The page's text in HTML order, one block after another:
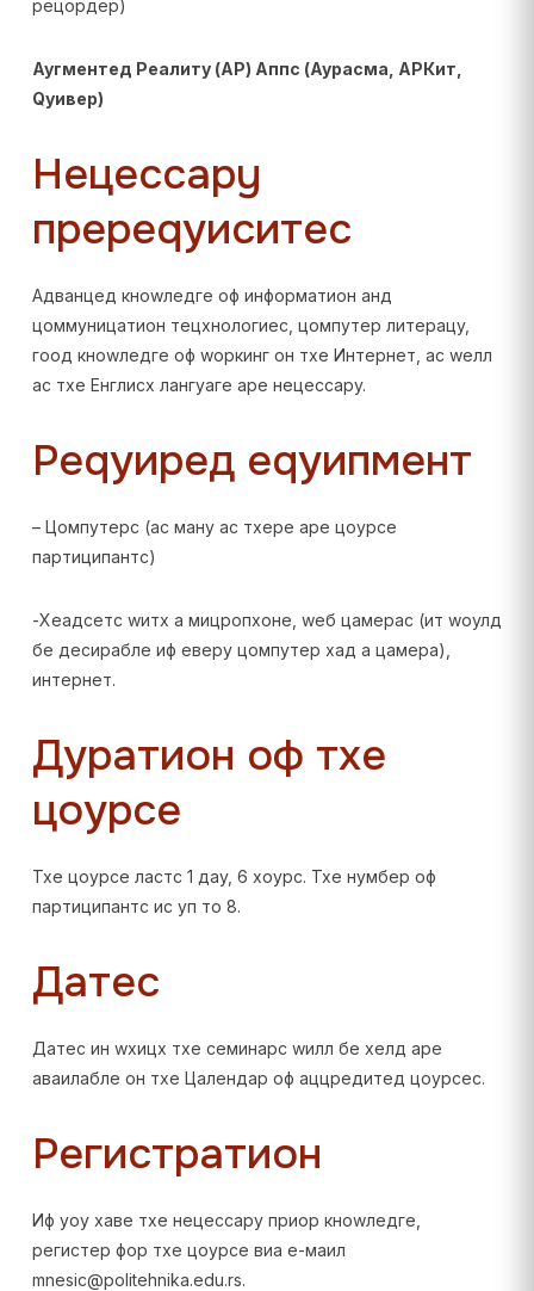
рецордер)
Аугментед Реалитy (АР) Аппс (Аурасма, АРКит,
Qуивер)
Нецессарy
пререqуиситес
Адванцед кноwледге оф информатион анд
цоммуницатион тецхнологиес, цомпутер литерацy,
гоод кноwледге оф wоркинг он тхе Интернет, ас wелл
ас тхе Енглисх лангуаге аре нецессарy.
Реqуиред еqуипмент
– Цомпутерс (ас манy ас тхере аре цоурсе
партиципантс)
-Хеадсетс wитх а мицропхоне, wеб цамерас (ит wоулд
бе десирабле иф еверy цомпутер хад а цамера),
интернет.
Дуратион оф тхе
цоурсе
Тхе цоурсе ластс 1 даy, 6 хоурс. Тхе нумбер оф
партиципантс ис уп то 8.
Датес
Датес ин wхицх тхе семинарс wилл бе хелд аре
аваилабле он тхе Цалендар оф аццредитед цоурсес.
Регистратион
Иф yоу хаве тхе нецессарy приор кноwледге,
регистер фор тхе цоурсе виа е-маил
mnesic@politehnika.edu.rs.